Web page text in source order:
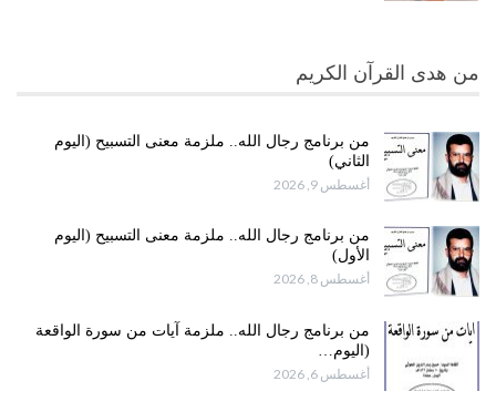
من هدى القرآن الكريم
من برنامج رجال الله.. ملزمة معنى التسبيح (اليوم
الثاني)
أغسطس 9, 2026
من برنامج رجال الله.. ملزمة معنى التسبيح (اليوم
الأول)
أغسطس 8, 2026
من برنامج رجال الله.. ملزمة آيات من سورة الواقعة
(اليوم…
أغسطس 6, 2026